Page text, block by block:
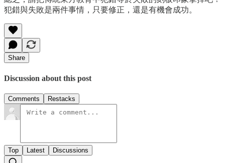
犯錯與失敗是兩件事情，只要修正，還是有機會成功。
Share
Discussion about this post
Comments Restacks
Top Latest Discussions